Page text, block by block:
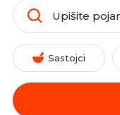
Sastojci